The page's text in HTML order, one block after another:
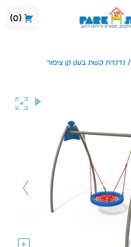
0
/ נדנדת קשת בענן קן ציפור